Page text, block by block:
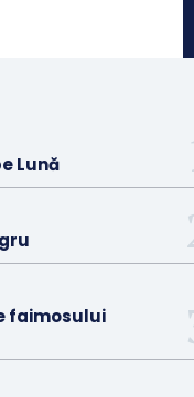
Lună
faimosului